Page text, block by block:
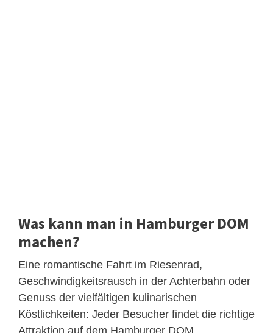
Was kann man in Hamburger DOM
machen?
Eine romantische Fahrt im Riesenrad,
Geschwindigkeitsrausch in der Achterbahn oder
Genuss der vielfältigen kulinarischen
Köstlichkeiten: Jeder Besucher findet die richtige
Attraktion auf dem Hamburger DOM.